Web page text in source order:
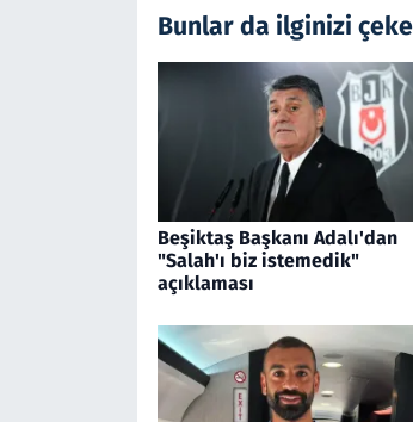
Bunlar da ilginizi
Beşiktaş Başkanı Adalı'dan
"Salah'ı biz istemedik"
açıklaması